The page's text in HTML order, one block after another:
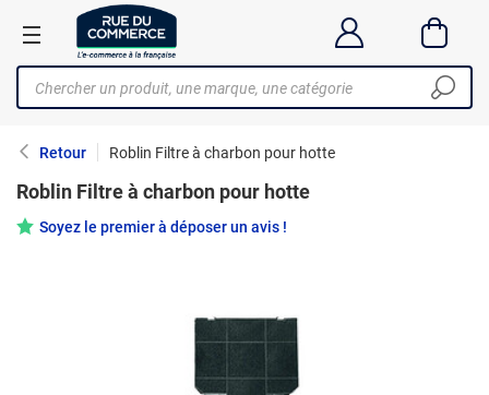
Retour Roblin Filtre à charbon pour hotte
Roblin Filtre à charbon pour hotte
Soyez le premier à déposer un avis !